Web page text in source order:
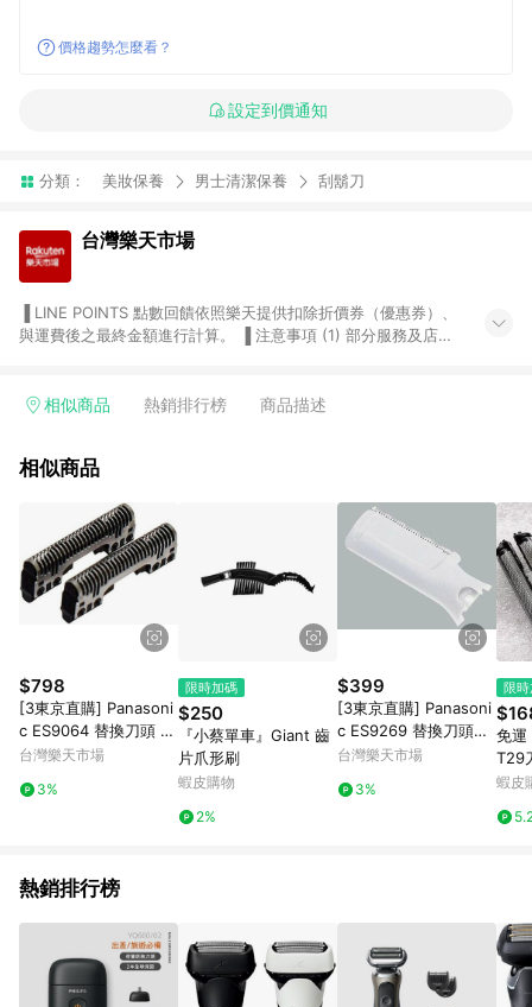
價格趨勢怎麼看？
設定到價通知
分類： 美妝保養 男士清潔保養 刮鬍刀
台灣樂天市場
與運費後之最終金額進行計算。 ▐ 注意事項 (1) 部分服務及店家
Smart mobile、神腦生活、JS巨盛、樂天KOBO電子書，請詳閱
台灣樂天市場，並在同一瀏覽器於24小時內結帳，才享有 LINE
市場 45 天內完成訂單出貨及結帳，則不符合贈點資格。 (4) 如
使用APP、或中途瀏覽比價網、回饋網、Google等其他網頁、或
由網頁版(電腦版/手機版網頁)切換為App都將會造成追蹤中斷而
無法進行 LINE POINTS 回饋。 (5) LINE 購物為購物資訊整合性
平台，商品資料更新會有時間差，如顯示之商品規格、顏色、價
位、贈品與台灣樂天市場銷售網頁不符，以銷售網頁標示為準。
(6) 導購訂單已逾 365 天，根據台灣樂天回饋規定，逾期訂單將
不符合回饋資格。 (7) 若上述或其他原因，致使消費者無接收到
點數回饋或點數回饋有爭議，台灣樂天市場保有更改條款與法律
追訴之權利，活動詳情以樂天市場網站公告為準。
相似商品 熱銷排行榜 商品描述
相似商品
$798
[3東京直購] Panasoni
c ES9064 替換刀頭 刀
片 內刃 適 ES-RT20 R
91 ES7961 電動刮鬍刀
台灣樂天市場
3%
限時加碼
$250
『小蔡單車』Giant 齒
片爪形刷
蝦皮購物
2%
$399
[3東京直購] Panasoni
c ES9269 替換刀頭刀
片 適 ER402PP ES107
修耳刀 耳毛刀
台灣樂天市場
3%
限
免運
T29
蝦皮
熱銷排行榜